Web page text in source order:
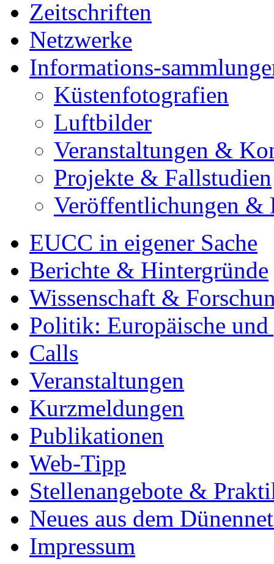
Zeitschriften
Netzwerke
Informations-
Küstenfotografien
Luftbilder
Veranstaltungen &
Projekte & Fallstudien
Veröffentlichungen &
EUCC in eigener Sache
Berichte & Hintergründe
Wissenschaft &
Politik: Europäische
Calls
Veranstaltungen
Kurzmeldungen
Publikationen
Web-Tipp
Stellenangebote &
Neues aus dem
Impressum